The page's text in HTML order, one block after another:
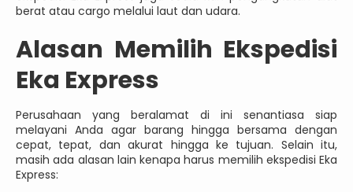
berat atau cargo melalui laut dan udara.
Alasan Memilih Ekspedisi
Eka Express
Perusahaan yang beralamat di ini senantiasa siap
melayani Anda agar barang hingga bersama dengan
cepat, tepat, dan akurat hingga ke tujuan. Selain itu,
masih ada alasan lain kenapa harus memilih ekspedisi Eka
Express: